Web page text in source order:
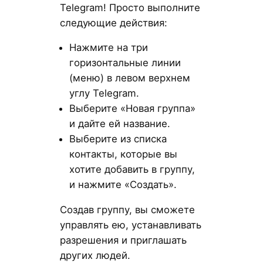
Telegram! Просто выполните
следующие действия:
Нажмите на три
горизонтальные линии
(меню) в левом верхнем
углу Telegram.
Выберите «Новая группа»
и дайте ей название.
Выберите из списка
контакты, которые вы
хотите добавить в группу,
и нажмите «Создать».
Создав группу, вы сможете
управлять ею, устанавливать
разрешения и приглашать
других людей.